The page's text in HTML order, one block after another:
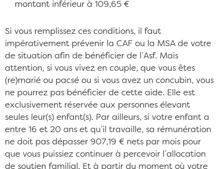
montant inférieur à 109,65 €
Si vous remplissez ces conditions, il faut
impérativement prévenir la CAF ou la MSA de votre
de situation afin de bénéficier de l’Asf. Mais
attention, si vous vivez en couple, que vous êtes
(re)marié ou pacsé ou si vous avez un concubin, vous
ne pourrez pas bénéficier de cette aide. Elle est
exclusivement réservée aux personnes élevant
seules leur(s) enfant(s). Par ailleurs, si votre enfant a
entre 16 et 20 ans et qu’il travaille, sa rémunération
ne doit pas dépasser 907,19 € nets par mois pour
que vous puissiez continuer à percevoir l’allocation
de soutien familial. Et à partir du moment où votre